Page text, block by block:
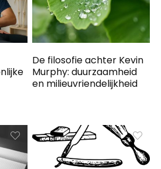
De filosofie achter Kevin
Murphy: duurzaamheid
en milieuvriendelijkheid